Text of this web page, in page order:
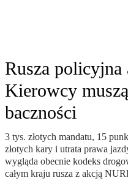
Rusza
Kierowcy
baczności
3 tys. złotych mandatu, 15
złotych kary i utrata prawa
wygląda obecnie kodeks
całym kraju rusza z akcją